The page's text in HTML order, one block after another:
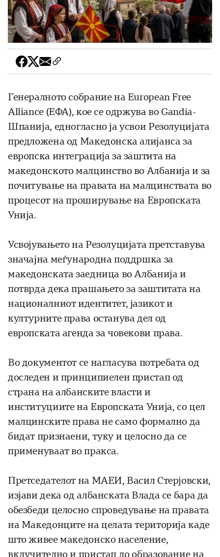
Генералното собрание на European Free
Alliance (ЕФА), кое се одржува во Gandia-
Шпанија, едногласно ја усвои Резолуцијата
предложена од Македонска алијанса за
европска интеграција за заштита на
македонското малцинство во Албанија и за
почитување на правата на малцинствата во
процесот на проширување на Европската
Унија.
Усвојувањето на Резолуцијата претставува
значајна меѓународна поддршка за
македонската заедница во Албанија и
потврда дека прашањето за заштитата на
националниот идентитет, јазикот и
културните права останува дел од
европската агенда за човекови права.
Во документот се нагласува потребата од
доследен и принципиелен пристап од
страна на албанските власти и
институциите на Европската Унија, со цел
малцинските права не само формално да
бидат признаени, туку и целосно да се
применуваат во пракса.
Претседателот на МАЕИ, Васил Стерјовски,
изјави дека од албанската Влада се бара да
обезбеди целосно спроведување на правата
на Македонците на целата територија каде
што живее македонско население,
вклучително и пристап до образование на